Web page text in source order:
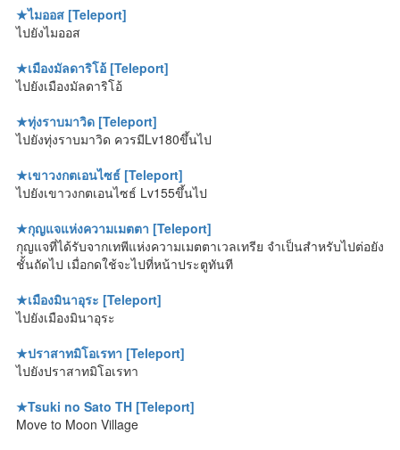
★ไมออส [Teleport]
ไปยังไมออส
★เมืองมัลดาริโอ้ [Teleport]
ไปยังเมืองมัลดาริโอ้
★ทุ่งราบมาวิด [Teleport]
ไปยังทุ่งราบมาวิด ควรมีLv180ขึ้นไป
★เขาวงกตเอนไซธ์ [Teleport]
ไปยังเขาวงกตเอนไซธ์ Lv155ขึ้นไป
★กุญแจแห่งความเมตตา [Teleport]
กุญแจที่ได้รับจากเทพีแห่งความเมตตาเวลเทรีย จำเป็นสำหรับไปต่อยัง
ชั้นถัดไป เมื่อกดใช้จะไปที่หน้าประตูทันที
★เมืองมินาอุระ [Teleport]
ไปยังเมืองมินาอุระ
★ปราสาทมิโอเรทา [Teleport]
ไปยังปราสาทมิโอเรทา
★Tsuki no Sato TH [Teleport]
Move to Moon Village